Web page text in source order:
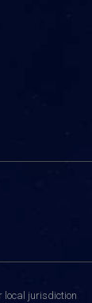
local jurisdiction